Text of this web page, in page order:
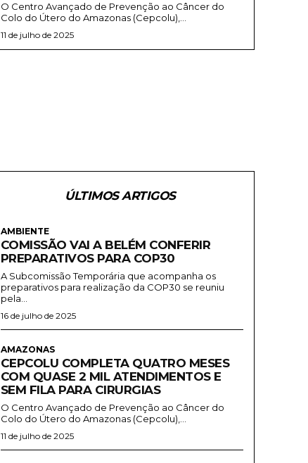
O Centro Avançado de Prevenção ao Câncer do
Colo do Útero do Amazonas (Cepcolu),...
11 de julho de 2025
ÚLTIMOS ARTIGOS
AMBIENTE
COMISSÃO VAI A BELÉM CONFERIR
PREPARATIVOS PARA COP30
A Subcomissão Temporária que acompanha os
preparativos para realização da COP30 se reuniu
pela...
16 de julho de 2025
AMAZONAS
CEPCOLU COMPLETA QUATRO MESES
COM QUASE 2 MIL ATENDIMENTOS E
SEM FILA PARA CIRURGIAS
O Centro Avançado de Prevenção ao Câncer do
Colo do Útero do Amazonas (Cepcolu),...
11 de julho de 2025